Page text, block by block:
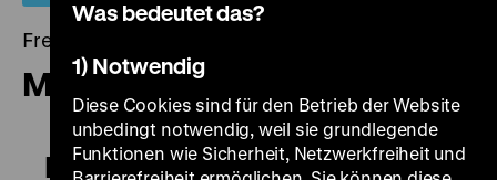
Freitag, 03. Oktober 2014, 15.00 - 00.00 Uhr
Material
Material
Was bedeutet das?
1) Notwendig
Diese Cookies sind für den Betrieb der Website
unbedingt notwendig, weil sie grundlegende
Funktionen wie Sicherheit, Netzwerkfreiheit und